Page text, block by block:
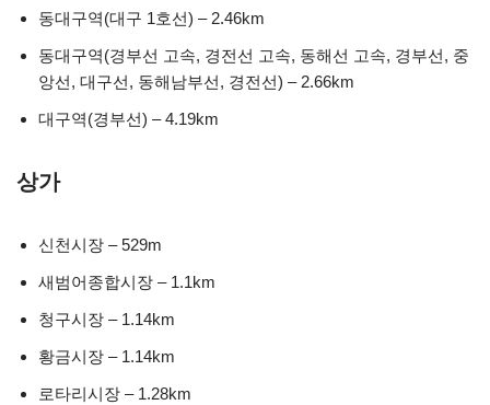
동대구역(대구 1호선) – 2.46km
동대구역(경부선 고속, 경전선 고속, 동해선 고속, 경부선, 중
앙선, 대구선, 동해남부선, 경전선) – 2.66km
대구역(경부선) – 4.19km
상가
신천시장 – 529m
새범어종합시장 – 1.1km
청구시장 – 1.14km
황금시장 – 1.14km
로타리시장 – 1.28km